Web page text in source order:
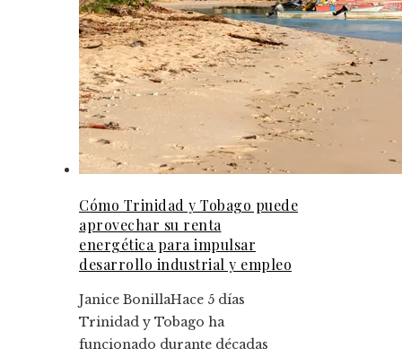
Cómo Trinidad y Tobago puede
aprovechar su renta
energética para impulsar
desarrollo industrial y empleo
Janice BonillaHace 5 días
Trinidad y Tobago ha
funcionado durante décadas